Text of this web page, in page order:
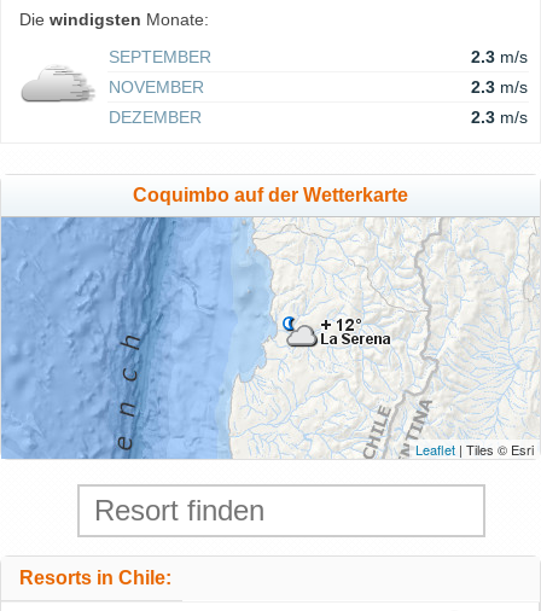
Die windigsten Monate:
SEPTEMBER
2.3 m/s
NOVEMBER
2.3 m/s
DEZEMBER
2.3 m/s
Coquimbo auf der Wetterkarte
Leaflet | Tiles © Esri
Resorts in Chile: